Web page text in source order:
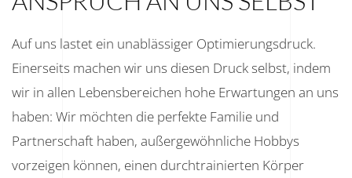
Auf uns lastet ein unablässiger Optimierungsdruck.
Einerseits machen wir uns diesen Druck selbst, indem
wir in allen Lebensbereichen hohe Erwartungen an uns
haben: Wir möchten die perfekte Familie und
Partnerschaft haben, außergewöhnliche Hobbys
vorzeigen können, einen durchtrainierten Körper